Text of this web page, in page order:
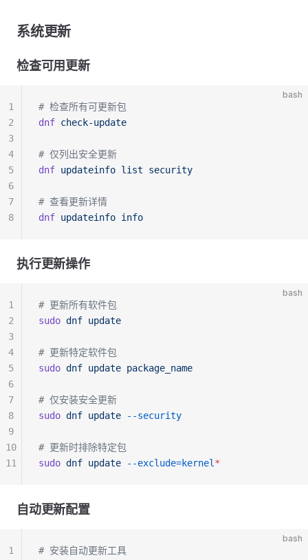
系统更新
检查可用更新
bash
# 检查所有可更新包
dnf check-update
# 仅列出安全更新
dnf updateinfo list security
# 查看更新详情
dnf updateinfo info
1
2
3
4
5
6
7
8
执行更新操作
bash
# 更新所有软件包
sudo dnf update
# 更新特定软件包
sudo dnf update package_name
# 仅安装安全更新
sudo dnf update --security
# 更新时排除特定包
sudo dnf update --exclude=kernel *
1
2
3
4
5
6
7
8
9
10
11
自动更新配置
bash
# 安装自动更新工具
1